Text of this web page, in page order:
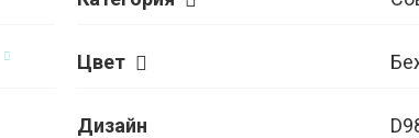
Цвет
Дизайн